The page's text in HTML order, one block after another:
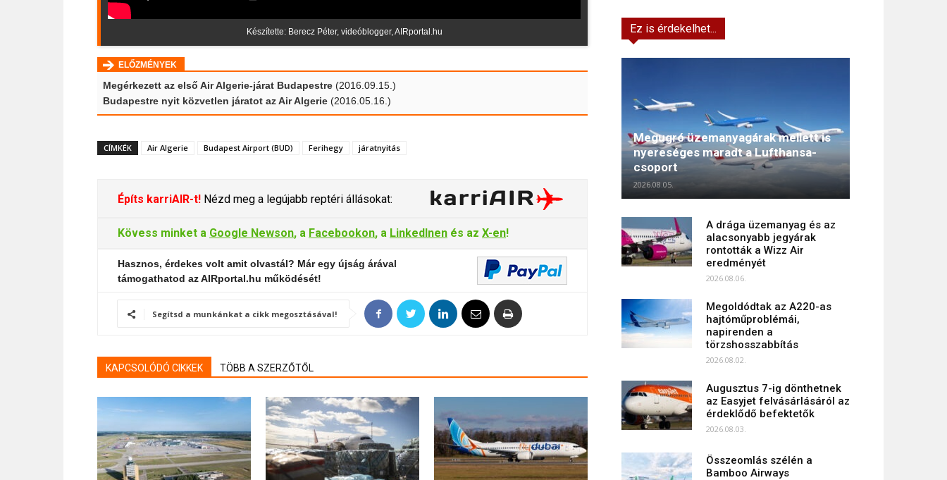
Készítette: Berecz Péter, videóblogger, AIRportal.hu
ELŐZMÉNYEK
Megérkezett az első Air Algerie-járat Budapestre (2016.09.15.)
Budapestre nyit közvetlen járatot az Air Algerie (2016.05.16.)
CÍMKÉK Air Algerie Budapest Airport (BUD) Ferihegy járatnyitás
Építs karriAIR-t! Nézd meg a legújabb reptéri állásokat:
Kövess minket a Google Newson, a Facebookon, a LinkedInen és az X-en!
Hasznos, érdekes volt amit olvastál? Már egy újság árával
támogathatod az AIRportal.hu működését!
Segítsd a munkánkat a cikk megosztásával!
KAPCSOLÓDÓ CIKKEK TÖBB A SZERZŐTŐL
Ez is érdekelhet...
Megugró üzemanyagárak mellett is
nyereséges maradt a Lufthansa-
csoport
2026.08.05.
A drága üzemanyag és az
alacsonyabb jegyárak
rontották a Wizz Air
eredményét
2026.08.06.
Megoldódtak az A220-as
hajtóműproblémái,
napirenden a
törzshosszabbítás
2026.08.02.
Augusztus 7-ig dönthetnek
az Easyjet felvásárlásáról az
érdeklődő befektetők
2026.08.03.
Összeomlás szélén a
Bamboo Airways